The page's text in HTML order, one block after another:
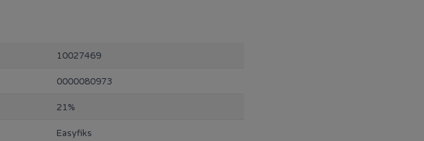
10027469
0000080973
21%
Easyfiks